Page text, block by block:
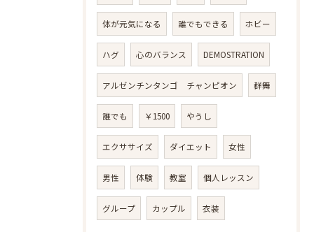
体が元気になる 誰でもできる ホビー
ハグ 心のバランス DEMOSTRATION
アルゼンチンタンゴ チャンピオン 群舞
誰でも ￥1500 やうし
エクササイズ ダイエット 女性
男性 体験 教室 個人レッスン
グループ カップル 衣装